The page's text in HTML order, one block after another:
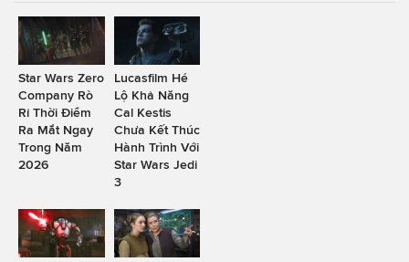
Star Wars Zero
Company Rò
Rỉ Thời Điểm
Ra Mắt Ngay
Trong Năm
2026
Lucasfilm Hé
Lộ Khả Năng
Cal Kestis
Chưa Kết Thúc
Hành Trình Với
Star Wars Jedi
3